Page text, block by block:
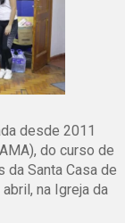
desde 2011
do curso de
da Santa Casa de
na Igreja da